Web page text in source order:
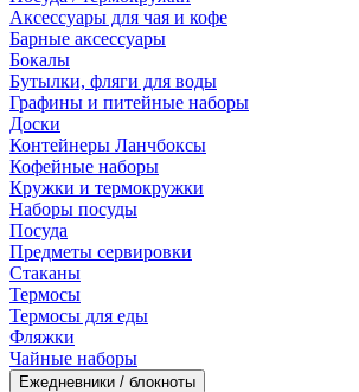
Аксессуары для чая и кофе
Барные аксессуары
Бокалы
Бутылки, фляги для воды
Графины и питейные наборы
Доски
Контейнеры Ланчбоксы
Кофейные наборы
Кружки и термокружки
Наборы посуды
Посуда
Предметы сервировки
Стаканы
Термосы
Термосы для еды
Фляжки
Чайные наборы
Ежедневники / блокноты